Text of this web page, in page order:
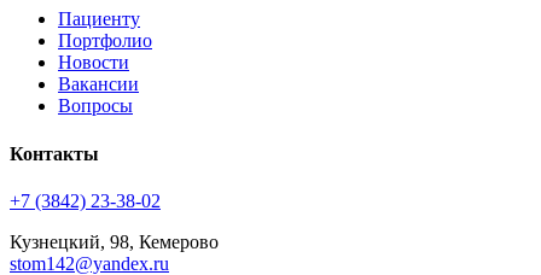
Пациенту
Портфолио
Новости
Вакансии
Вопросы
Контакты
+7 (3842) 23-38-02
Кузнецкий, 98, Кемерово
stom142@yandex.ru